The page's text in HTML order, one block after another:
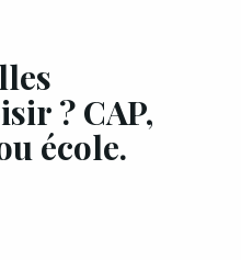
? CAP,
école.